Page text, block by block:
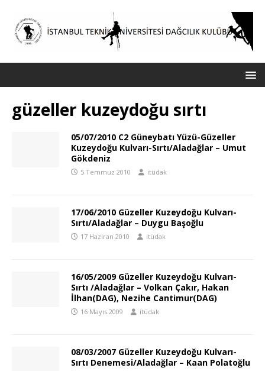
güzeller kuzeydoğu sırtı
05/07/2010 C2 Güneybatı Yüzü-Güzeller
Kuzeydoğu Kulvarı-Sırtı/Aladağlar – Umut
Gökdeniz
5 Temmuz 2010 itüdak
17/06/2010 Güzeller Kuzeydoğu Kulvarı-
Sırtı/Aladağlar – Duygu Başoğlu
17 Haziran 2010 itüdak
16/05/2009 Güzeller Kuzeydoğu Kulvarı-
Sırtı /Aladağlar – Volkan Çakır, Hakan
İlhan(DAG), Nezihe Cantimur(DAG)
16 Mayıs 2009 itüdak
08/03/2007 Güzeller Kuzeydoğu Kulvarı-
Sırtı Denemesi/Aladağlar – Kaan Polatoğlu